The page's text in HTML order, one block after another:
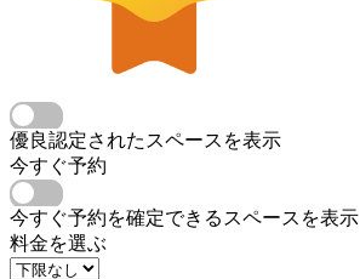
優良認定されたスペースを表示
今すぐ予約
今すぐ予約を確定できるスペースを表示
料金を選ぶ